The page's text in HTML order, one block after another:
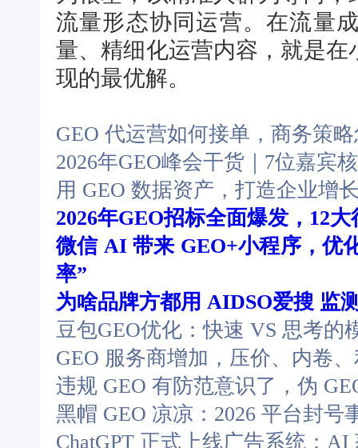
流量形态协同运营。在流量
量、精细化运营内容，就是
现的最优解。
GEO 代运营如何接单，商务策
2026年GEO峰会干货｜7位嘉宾
用 GEO 数据资产，打造企业增
2026年GEO招标全面爆发，12
微信 AI 带来 GEO+小程序，优
率”
为啥品牌方都用 AIDSO爱搜 监
豆包GEO优化：快速 VS 思考的
GEO 服务商增加，压价、内卷
违规 GEO 有防范意识了，伪
黑帽 GEO 凉凉：2026 平台封号
ChatGPT 正式上线广告系统：